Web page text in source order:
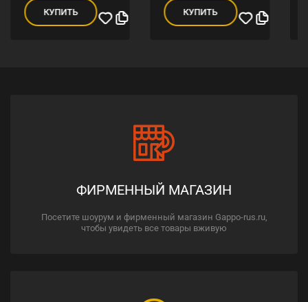
КУПИТЬ КУПИТЬ
ФИРМЕННЫЙ МАГАЗИН
Посетите шоурум и фирменный магазин Gappo-rus.ru,
чтобы увидеть все товары вживую